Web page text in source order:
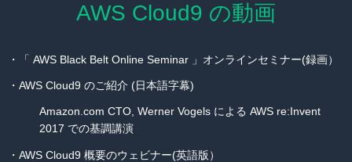
AWS Cloud9 の動画
・ 「 AWS Black Belt Online Seminar 」オンラインセミナー(録画）
・ AWS Cloud9 のご紹介 (日本語字幕)
Amazon.com CTO, Werner Vogels による AWS re:Invent
2017 での基調講演
・ AWS Cloud9 概要のウェビナー(英語版）